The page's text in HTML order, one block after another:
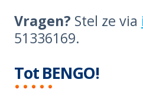
Vragen? Stel ze via
51336169.
Tot BENGO!